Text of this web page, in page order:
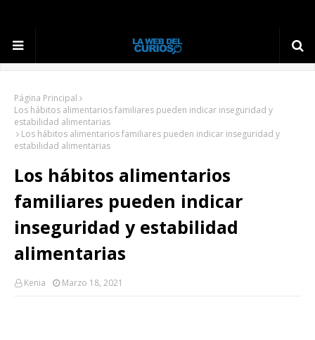
Página Principal
Los hábitos alimentarios familiares pueden indicar inseguridad y
estabilidad alimentarias
Los hábitos alimentarios familiares pueden indicar inseguridad y
estabilidad alimentarias
Los hábitos alimentarios
familiares pueden indicar
inseguridad y estabilidad
alimentarias
Kenia Marzo 18, 2021